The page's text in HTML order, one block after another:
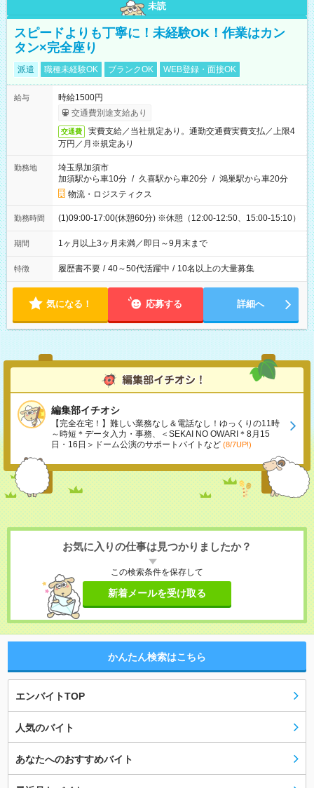
未読
スピードよりも丁寧に！未経験OK！作業はカン
タン×完全座り
派遣 職種未経験OK ブランクOK WEB登録・面接OK
給与
時給1500円
交通費別途支給あり
交通費
実費支給／当社規定あり。通勤交通費実費支払／上限4
万円／月※規定あり
勤務地
埼玉県加須市
加須駅から車10分 / 久喜駅から車20分 / 鴻巣駅から車20分
物流・ロジスティクス
勤務時間 (1)09:00-17:00(休憩60分) ※休憩（12:00-12:50、15:00-15:10）
期間 1ヶ月以上3ヶ月未満／即日～9月末まで
特徴 履歴書不要 / 40～50代活躍中 / 10名以上の大量募集
気になる！ 応募する 詳細へ
編集部イチオシ
【完全在宅！】難しい業務なし＆電話なし！ゆっくりの11時
～時短＊データ入力・事務、＜SEKAI NO OWARI＊8月15
日・16日＞ドーム公演のサポートバイトなど (8/7UP!)
お気に入りの仕事は見つかりましたか？
この検索条件を保存して
新着メールを受け取る
かんたん検索はこちら
エンバイトTOP
人気のバイト
あなたへのおすすめバイト